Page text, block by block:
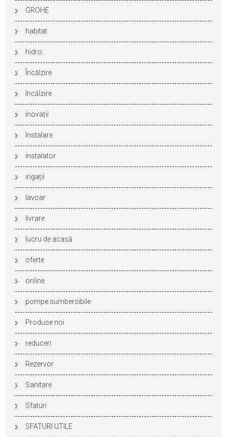
GROHE
habitat
hidro
Încălzire
încălzire
inovații
Instalare
instalator
irigații
lavoar
livrare
lucru de acasă
oferte
online
pompe sumbersibile
Produse noi
reduceri
Rezervor
Sanitare
Sfaturi
SFATURI UTILE